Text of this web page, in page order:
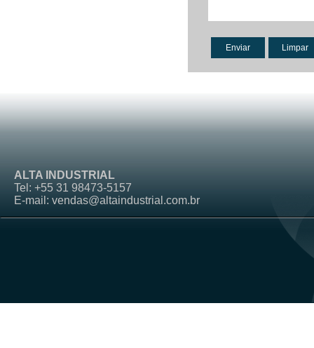
ALTA INDUSTRIAL
Tel: +55 31 98473-5157
E-mail: vendas@altaindustrial.com.br